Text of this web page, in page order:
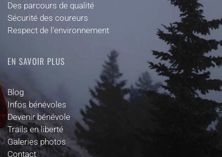
Des parcours de qualité
Sécurité des coureurs
Respect de l'environnement
EN SAVOIR PLUS
Blog
Infos bénévoles
Devenir bénévole
Trails en liberté
Galeries photos
Contact